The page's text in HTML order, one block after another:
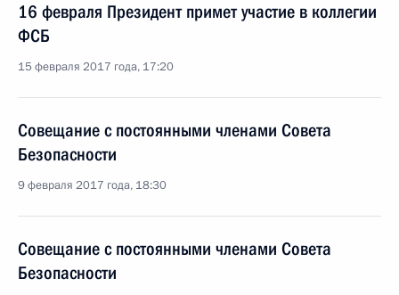
16 февраля Президент примет участие в коллегии
ФСБ
15 февраля 2017 года, 17:20
Совещание с постоянными членами Совета
Безопасности
9 февраля 2017 года, 18:30
Совещание с постоянными членами Совета
Безопасности